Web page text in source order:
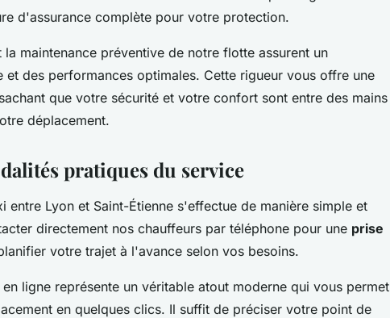
d'assurance complète pour votre protection.
la maintenance préventive de notre flotte assurent un
et des performances optimales. Cette rigueur vous offre une
que votre sécurité et votre confort sont entre des mains
déplacement.
pratiques du service
entre Lyon et Saint-Étienne s'effectue de manière simple et
directement nos chauffeurs par téléphone pour une prise
votre trajet à l'avance selon vos besoins.
ligne représente un véritable atout moderne qui vous permet
en quelques clics. Il suffit de préciser votre point de